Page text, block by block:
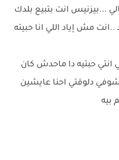
انت بتبيع بلدك
مش إياد اللي انا حبيته
انتي حبتيه دا ماحدش كان
دلوقتي احنا عايشين
بيه